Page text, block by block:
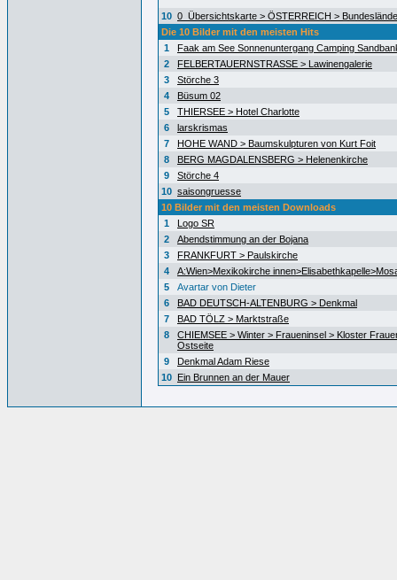
10 0_Übersichtskarte > ÖSTERREICH >
Die 10 Bilder mit den meisten Hits
1
Faak am See Sonnenuntergang Camping
2
FELBERTAUERNSTRASSE > Lawinengalerie
3
Störche 3
4
Büsum 02
5
THIERSEE > Hotel Charlotte
6
larskrismas
7
HOHE WAND > Baumskulpturen von Kurt Foit
8
BERG MAGDALENSBERG > Helenenkirche
9
Störche 4
10 saisongruesse
10 Bilder mit den meisten Downloads
1
Logo SR
2
Abendstimmung an der Bojana
3
FRANKFURT > Paulskirche
4
A:Wien>Mexikokirche
5
Avartar von Dieter
6
BAD DEUTSCH-ALTENBURG > Denkmal
7
BAD TÖLZ > Marktstraße
8
CHIEMSEE > Winter > Fraueninsel > Kloster
Ostseite
9
Denkmal Adam Riese
10 Ein Brunnen an der Mauer